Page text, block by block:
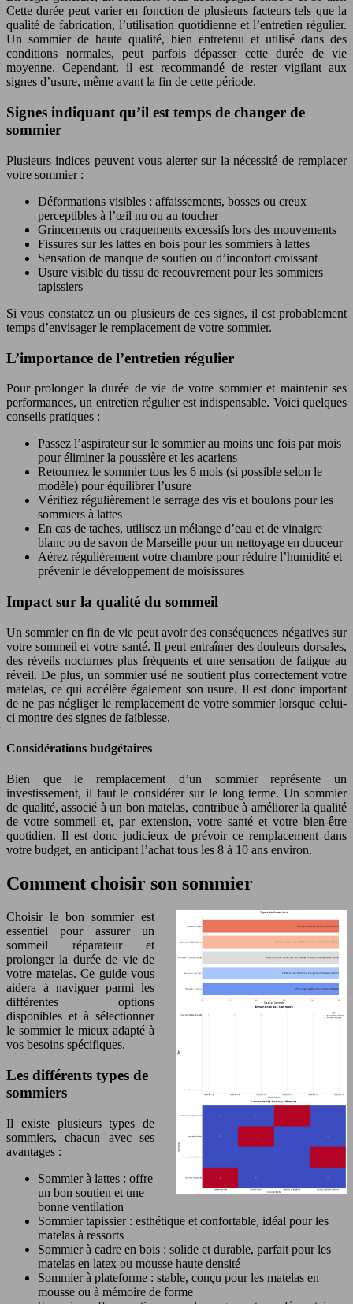
Cette durée peut varier en fonction de plusieurs facteurs tels que la
qualité de fabrication, l’utilisation quotidienne et l’entretien régulier.
Un sommier de haute qualité, bien entretenu et utilisé dans des
conditions normales, peut parfois dépasser cette durée de vie
moyenne. Cependant, il est recommandé de rester vigilant aux
signes d’usure, même avant la fin de cette période.
Signes indiquant qu’il est temps de changer de
sommier
Plusieurs indices peuvent vous alerter sur la nécessité de remplacer
votre sommier :
Déformations visibles : affaissements, bosses ou creux
perceptibles à l’œil nu ou au toucher
Grincements ou craquements excessifs lors des mouvements
Fissures sur les lattes en bois pour les sommiers à lattes
Sensation de manque de soutien ou d’inconfort croissant
Usure visible du tissu de recouvrement pour les sommiers
tapissiers
Si vous constatez un ou plusieurs de ces signes, il est probablement
temps d’envisager le remplacement de votre sommier.
L’importance de l’entretien régulier
Pour prolonger la durée de vie de votre sommier et maintenir ses
performances, un entretien régulier est indispensable. Voici quelques
conseils pratiques :
Passez l’aspirateur sur le sommier au moins une fois par mois
pour éliminer la poussière et les acariens
Retournez le sommier tous les 6 mois (si possible selon le
modèle) pour équilibrer l’usure
Vérifiez régulièrement le serrage des vis et boulons pour les
sommiers à lattes
En cas de taches, utilisez un mélange d’eau et de vinaigre
blanc ou de savon de Marseille pour un nettoyage en douceur
Aérez régulièrement votre chambre pour réduire l’humidité et
prévenir le développement de moisissures
Impact sur la qualité du sommeil
Un sommier en fin de vie peut avoir des conséquences négatives sur
votre sommeil et votre santé. Il peut entraîner des douleurs dorsales,
des réveils nocturnes plus fréquents et une sensation de fatigue au
réveil. De plus, un sommier usé ne soutient plus correctement votre
matelas, ce qui accélère également son usure. Il est donc important
de ne pas négliger le remplacement de votre sommier lorsque celui-
ci montre des signes de faiblesse.
Considérations budgétaires
Bien que le remplacement d’un sommier représente un
investissement, il faut le considérer sur le long terme. Un sommier
de qualité, associé à un bon matelas, contribue à améliorer la qualité
de votre sommeil et, par extension, votre santé et votre bien-être
quotidien. Il est donc judicieux de prévoir ce remplacement dans
votre budget, en anticipant l’achat tous les 8 à 10 ans environ.
Comment choisir son sommier
Choisir le bon sommier est
essentiel pour assurer un
sommeil réparateur et
prolonger la durée de vie de
votre matelas. Ce guide vous
aidera à naviguer parmi les
différentes options
disponibles et à sélectionner
le sommier le mieux adapté à
vos besoins spécifiques.
Les différents types de
sommiers
Il existe plusieurs types de
sommiers, chacun avec ses
avantages :
Sommier à lattes : offre
un bon soutien et une
bonne ventilation
Sommier tapissier : esthétique et confortable, idéal pour les
matelas à ressorts
Sommier à cadre en bois : solide et durable, parfait pour les
matelas en latex ou mousse haute densité
Sommier à plateforme : stable, conçu pour les matelas en
mousse ou à mémoire de forme